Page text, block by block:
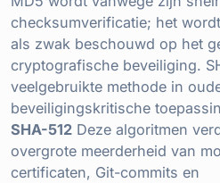
checksumverificatie; het
als zwak beschouwd op het
cryptografische beveiliging.
veelgebruikte methode in
beveiligingskritische
SHA-512 Deze algoritmen
overgrote meerderheid van
certificaten, Git-commits en